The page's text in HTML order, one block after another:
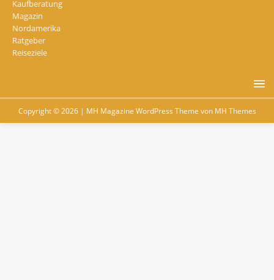
Kaufberatung
Magazin
Nordamerika
Ratgeber
Reiseziele
Copyright © 2026 | MH Magazine WordPress Theme von MH Themes